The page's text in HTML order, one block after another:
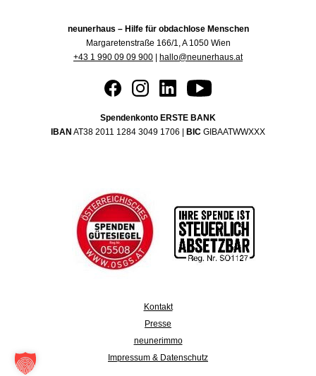
neunerhaus – Hilfe für obdachlose Menschen
Margaretenstraße 166/1, A 1050 Wien
+43 1 990 09 09 900
hallo@neunerhaus.at
Spendenkonto ERSTE BANK
IBAN AT38 2011 1284 3049 1706 | BIC GIBAATWWXXX
Kontakt
Presse
neunerimmo
Impressum & Datenschutz